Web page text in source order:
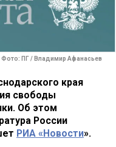
Фото: ПГ / Владимир Афанасьев
края
свободы
Об этом
России
РИА «Новости».